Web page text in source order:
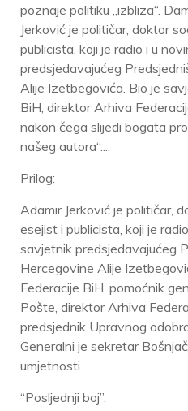
poznaje politiku „izbliza“.
Jerković je političar, doktor
publicista, koji je radio i u
predsjedavajućeg
Alije Izetbegovića. Bio je
BiH, direktor Arhiva
nakon čega slijedi bogata
našeg autora“....
Prilog:
Adamir Jerković je političar,
esejist i publicista, koji je
savjetnik predsjedavajućeg
Hercegovine Alije
Federacije BiH, pomoćnik
Pošte, direktor Arhiva
predsjednik Upravnog
Generalni je sekretar
umjetnosti.
“Posljednji boj”.